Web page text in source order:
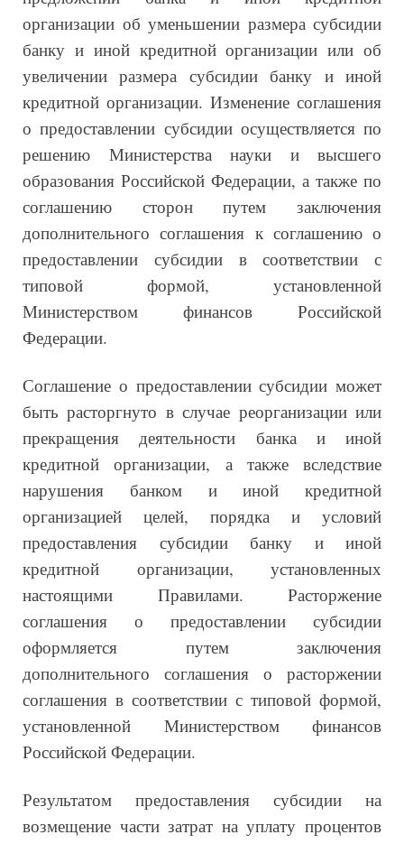
организации об уменьшении размера субсидии
банку и иной кредитной организации или об
увеличении размера субсидии банку и иной
кредитной организации. Изменение соглашения
о предоставлении субсидии осуществляется по
решению Министерства науки и высшего
образования Российской Федерации, а также по
соглашению сторон путем заключения
дополнительного соглашения к соглашению о
предоставлении субсидии в соответствии с
типовой формой, установленной
Министерством финансов Российской
Федерации.
Соглашение о предоставлении субсидии может
быть расторгнуто в случае реорганизации или
прекращения деятельности банка и иной
кредитной организации, а также вследствие
нарушения банком и иной кредитной
организацией целей, порядка и условий
предоставления субсидии банку и иной
кредитной организации, установленных
настоящими Правилами. Расторжение
соглашения о предоставлении субсидии
оформляется путем заключения
дополнительного соглашения о расторжении
соглашения в соответствии с типовой формой,
установленной Министерством финансов
Российской Федерации.
Результатом предоставления субсидии на
возмещение части затрат на уплату процентов